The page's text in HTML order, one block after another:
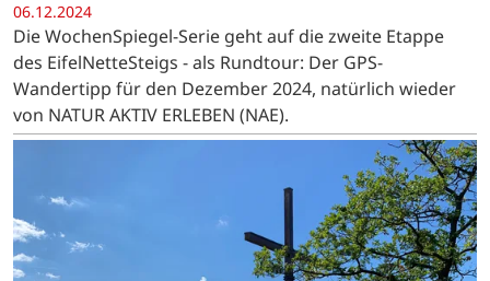
06.12.2024
Die WochenSpiegel-Serie geht auf die zweite Etappe
des EifelNetteSteigs - als Rundtour: Der GPS-
Wandertipp für den Dezember 2024, natürlich wieder
von NATUR AKTIV ERLEBEN (NAE).